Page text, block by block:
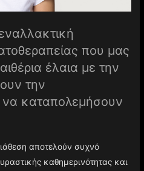
που μας
έλαια με την
την
να καταπολεμήσουν
αποτελούν συχνό
καθημερινότητας και